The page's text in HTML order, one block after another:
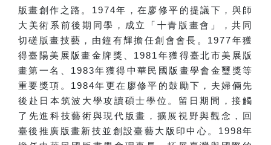
版畫創作之路。1974年，在廖修平的提議下，與師
大美術系前後期同學，成立「十青版畫會」，共同
切磋版畫技藝，由鐘有輝擔任創會會長。1977年獲
得臺陽美展版畫金牌獎、1981年獲得臺北市美展版
畫第一名、1983年獲得中華民國版畫學會金璽獎等
重要獎項。1984年更在廖修平的鼓勵下，夫婦倆先
後赴日本筑波大學攻讀碩士學位。留日期間，接觸
了先進科技藝術與現代版畫，擴展視野與觀念，回
臺後推廣版畫新技並創設臺藝大版印中心。1998年